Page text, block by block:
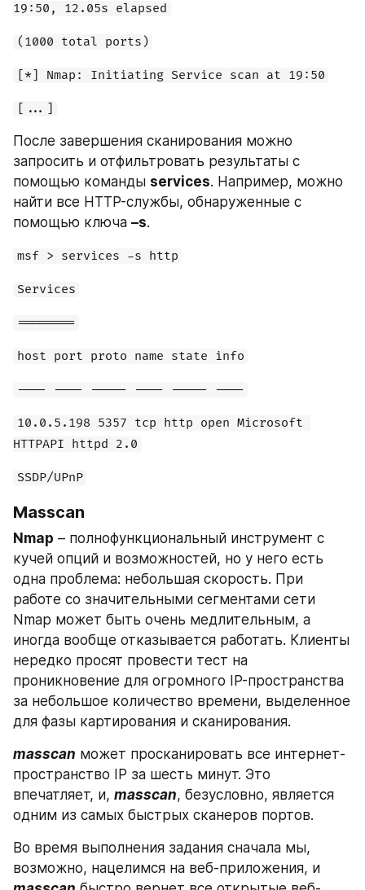
19:50, 12.05s elapsed
(1000 total ports)
[*] Nmap: Initiating Service scan at 19:50
[...]
После завершения сканирования можно
запросить и отфильтровать результаты с
помощью команды services. Например, можно
найти все HTTP-службы, обнаруженные с
помощью ключа –s.
msf > services -s http
Services
========
host port proto name state info
---- ---- ----- ---- ----- ----
10.0.5.198 5357 tcp http open Microsoft
HTTPAPI httpd 2.0
SSDP/UPnP
Masscan
Nmap – полнофункциональный инструмент с
кучей опций и возможностей, но у него есть
одна проблема: небольшая скорость. При
работе со значительными сегментами сети
Nmap может быть очень медлительным, а
иногда вообще отказывается работать. Клиенты
нередко просят провести тест на
проникновение для огромного IP-пространства
за небольшое количество времени, выделенное
для фазы картирования и сканирования.
masscan может просканировать все интернет-
пространство IP за шесть минут. Это
впечатляет, и, masscan, безусловно, является
одним из самых быстрых сканеров портов.
Во время выполнения задания сначала мы,